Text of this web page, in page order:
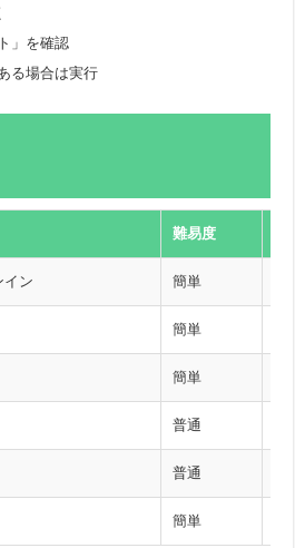
」を確認
る場合は実行
難易度
イン 簡単
簡単
簡単
普通
普通
簡単